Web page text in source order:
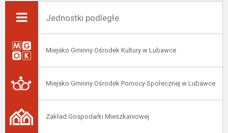
Jednostki podległe
Miejsko Gminny Ośrodek Kultury w Lubawce
Miejsko Gminny Ośrodek Pomocy Społecznej w Lubawce
Zakład Gospodarki Mieszkaniowej